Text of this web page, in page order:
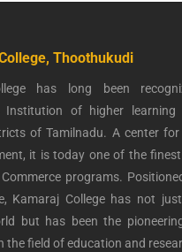
Thoothukudi
has long been
Institution of higher
of Tamilnadu. A center for
it is today one of the
Commerce programs.
Kamaraj College has not
but has been the
the field of education and